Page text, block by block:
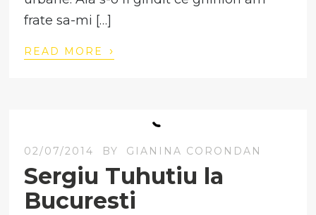
frate sa-mi […]
READ MORE ›
02/07/2014 BY GIANINA CORONDAN
Sergiu Tuhutiu la
Bucuresti